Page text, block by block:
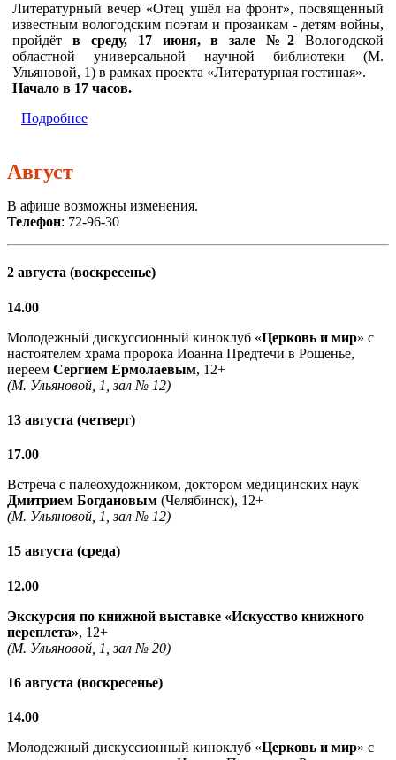
Литературный вечер «Отец ушёл на фронт», посвященный
известным вологодским поэтам и прозаикам - детям войны,
пройдёт в среду, 17 июня, в зале №2 Вологодской
областной универсальной научной библиотеки (М.
Ульяновой, 1) в рамках проекта «Литературная гостиная».
Начало в 17 часов.
Подробнее
Август
В афише возможны изменения.
Телефон: 72-96-30
2 августа (воскресенье)
14.00
Молодежный дискуссионный киноклуб «Церковь и мир» с
настоятелем храма пророка Иоанна Предтечи в Рощенье,
иереем Сергием Ермолаевым, 12+
(М. Ульяновой, 1, зал № 12)
13 августа (четверг)
17.00
Встреча с палеохудожником, доктором медицинских наук
Дмитрием Богдановым (Челябинск), 12+
(М. Ульяновой, 1, зал № 12)
15 августа (среда)
12.00
Экскурсия по книжной выставке «Искусство книжного
переплета», 12+
(М. Ульяновой, 1, зал № 20)
16 августа (воскресенье)
14.00
Молодежный дискуссионный киноклуб «Церковь и мир» с